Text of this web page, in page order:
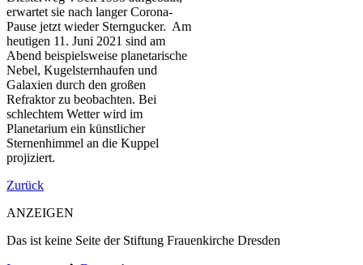
erwartet sie nach langer Corona-
Pause jetzt wieder Sterngucker. Am
heutigen 11. Juni 2021 sind am
Abend beispielsweise planetarische
Nebel, Kugelsternhaufen und
Galaxien durch den großen
Refraktor zu beobachten. Bei
schlechtem Wetter wird im
Planetarium ein künstlicher
Sternenhimmel an die Kuppel
projiziert.
Zurück
ANZEIGEN
Das ist keine Seite der Stiftung Frauenkirche Dresden